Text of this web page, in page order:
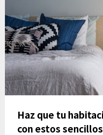
Haz que tu
con estos